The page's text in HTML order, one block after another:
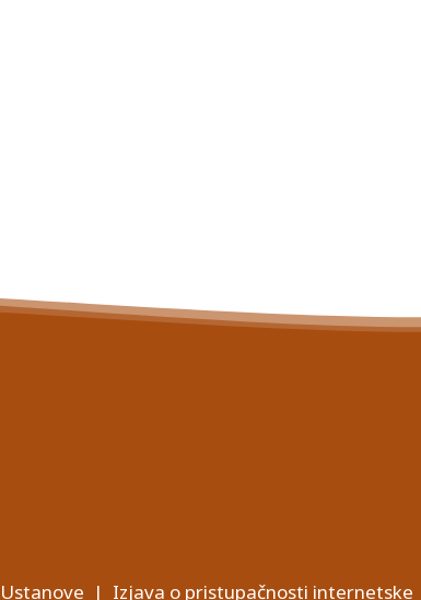
Ustanove | Izjava o pristupačnosti internetske